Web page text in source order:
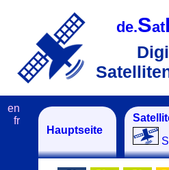
de.Sat
Hauptseite
en
fr